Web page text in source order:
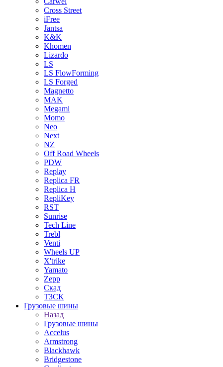
Cross Street
iFree
Jantsa
K&K
Khomen
Lizardo
LS
LS FlowForming
LS Forged
Magnetto
MAK
Megami
Momo
Neo
Next
NZ
Off Road Wheels
PDW
Replay
Replica FR
Replica H
RepliKey
RST
Sunrise
Tech Line
Trebl
Venti
Wheels UP
X'trike
Yamato
Zepp
Скад
ТЗСК
Грузовые шины
Назад
Грузовые шины
Accelus
Armstrong
Blackhawk
Bridgestone